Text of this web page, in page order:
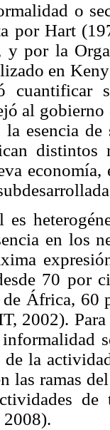
o
por Hart
y por la
en
cuantificar
al gobierno
la esencia
distintos
en los
70 por
África, 60
2002).
de la
las ramas
2008).